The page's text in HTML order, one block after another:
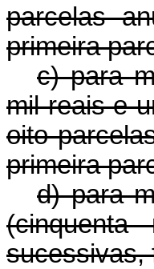
parcelas
primeira
c) para
mil reais e
oito
primeira
d) para
sucessivas,